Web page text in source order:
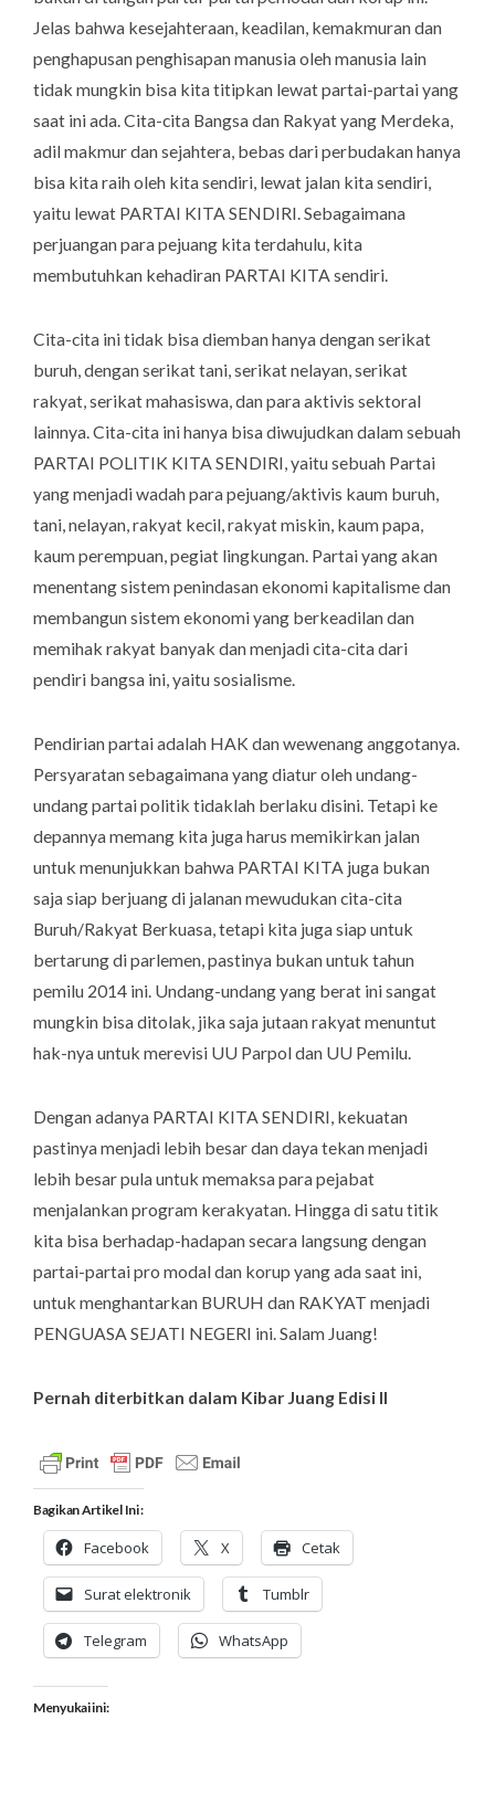
Jelas bahwa kesejahteraan, keadilan, kemakmuran dan
penghapusan penghisapan manusia oleh manusia lain
tidak mungkin bisa kita titipkan lewat partai-partai yang
saat ini ada. Cita-cita Bangsa dan Rakyat yang Merdeka,
adil makmur dan sejahtera, bebas dari perbudakan hanya
bisa kita raih oleh kita sendiri, lewat jalan kita sendiri,
yaitu lewat PARTAI KITA SENDIRI. Sebagaimana
perjuangan para pejuang kita terdahulu, kita
membutuhkan kehadiran PARTAI KITA sendiri.
Cita-cita ini tidak bisa diemban hanya dengan serikat
buruh, dengan serikat tani, serikat nelayan, serikat
rakyat, serikat mahasiswa, dan para aktivis sektoral
lainnya. Cita-cita ini hanya bisa diwujudkan dalam sebuah
PARTAI POLITIK KITA SENDIRI, yaitu sebuah Partai
yang menjadi wadah para pejuang/aktivis kaum buruh,
tani, nelayan, rakyat kecil, rakyat miskin, kaum papa,
kaum perempuan, pegiat lingkungan. Partai yang akan
menentang sistem penindasan ekonomi kapitalisme dan
membangun sistem ekonomi yang berkeadilan dan
memihak rakyat banyak dan menjadi cita-cita dari
pendiri bangsa ini, yaitu sosialisme.
Pendirian partai adalah HAK dan wewenang anggotanya.
Persyaratan sebagaimana yang diatur oleh undang-
undang partai politik tidaklah berlaku disini. Tetapi ke
depannya memang kita juga harus memikirkan jalan
untuk menunjukkan bahwa PARTAI KITA juga bukan
saja siap berjuang di jalanan mewudukan cita-cita
Buruh/Rakyat Berkuasa, tetapi kita juga siap untuk
bertarung di parlemen, pastinya bukan untuk tahun
pemilu 2014 ini. Undang-undang yang berat ini sangat
mungkin bisa ditolak, jika saja jutaan rakyat menuntut
hak-nya untuk merevisi UU Parpol dan UU Pemilu.
Dengan adanya PARTAI KITA SENDIRI, kekuatan
pastinya menjadi lebih besar dan daya tekan menjadi
lebih besar pula untuk memaksa para pejabat
menjalankan program kerakyatan. Hingga di satu titik
kita bisa berhadap-hadapan secara langsung dengan
partai-partai pro modal dan korup yang ada saat ini,
untuk menghantarkan BURUH dan RAKYAT menjadi
PENGUASA SEJATI NEGERI ini. Salam Juang!
Pernah diterbitkan dalam Kibar Juang Edisi II
Bagikan Artikel Ini :
Facebook X Cetak
Surat elektronik Tumblr
Telegram WhatsApp
Menyukai ini: